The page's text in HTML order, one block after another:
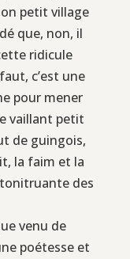
petit village
que, non, il
ridicule
c’est une
pour mener
vaillant petit
de guingois,
la faim et la
des
venu de
poétesse et